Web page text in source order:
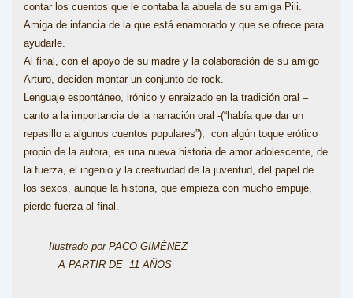
contar los cuentos que le contaba la abuela de su amiga Pili.
Amiga de infancia de la que está enamorado y que se ofrece para
ayudarle.
Al final, con el apoyo de su madre y la colaboración de su amigo
Arturo, deciden montar un conjunto de rock.
Lenguaje espontáneo, irónico y enraizado en la tradición oral –
canto a la importancia de la narración oral -(“había que dar un
repasillo a algunos cuentos populares”), con algún toque erótico
propio de la autora, es una nueva historia de amor adolescente, de
la fuerza, el ingenio y la creatividad de la juventud, del papel de
los sexos, aunque la historia, que empieza con mucho empuje,
pierde fuerza al final.
Ilustrado por PACO GIMÉNEZ
A PARTIR DE 11 AÑOS